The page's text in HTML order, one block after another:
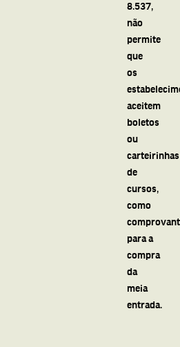
8.537,
não
permite
que
os
aceitem
boletos
ou
carteirinhas
de
cursos,
como
para a
compra
da
meia
entrada.